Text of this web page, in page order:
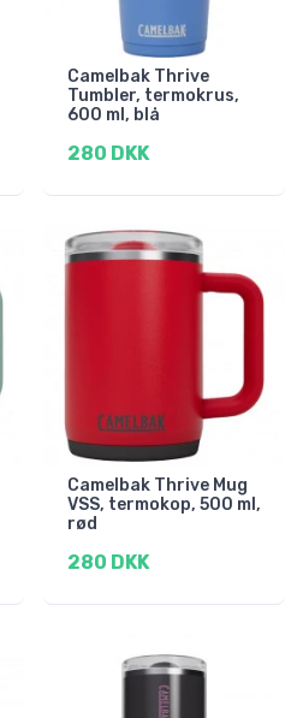
Camelbak Thrive
Tumbler, termokrus,
600 ml, blå
280 DKK
Camelbak Thrive Mug
VSS, termokop, 500 ml,
rød
280 DKK